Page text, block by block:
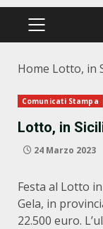
PRIMÄRES
Home Lotto, in
Comunicati Stampa
Lotto, in
24 Marzo 2023
Festa al Lotto
Gela, in
22.500 euro.